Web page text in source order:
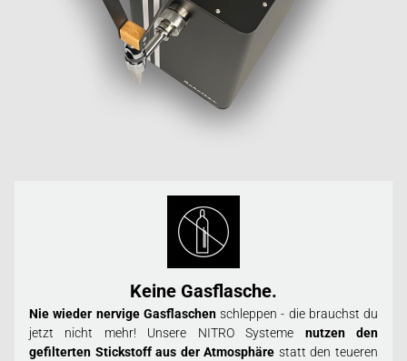
Keine Gasflasche.
Nie wieder nervige Gasflaschenschleppen - die brauchst du
jetzt nicht mehr! Unsere NITRO Systeme nutzen den
gefilterten Stickstoff aus der Atmosphäre statt den teueren